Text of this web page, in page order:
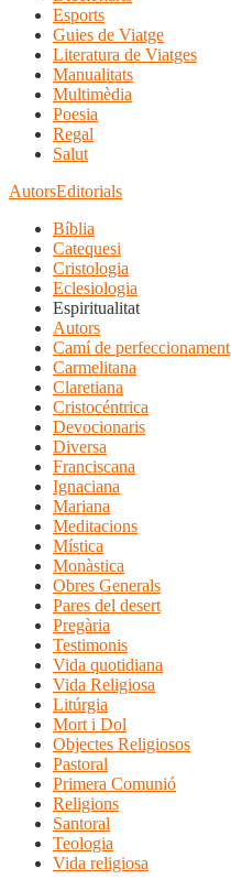
Esports
Guies de Viatge
Literatura de Viatges
Manualitats
Multimèdia
Poesia
Regal
Salut
AutorsEditorials
Bíblia
Catequesi
Cristologia
Eclesiologia
Espiritualitat
Autors
Camí de perfeccionament
Carmelitana
Claretiana
Cristocéntrica
Devocionaris
Diversa
Franciscana
Ignaciana
Mariana
Meditacions
Mística
Monàstica
Obres Generals
Pares del desert
Pregària
Testimonis
Vida quotidiana
Vida Religiosa
Litúrgia
Mort i Dol
Objectes Religiosos
Pastoral
Primera Comunió
Religions
Santoral
Teologia
Vida religiosa